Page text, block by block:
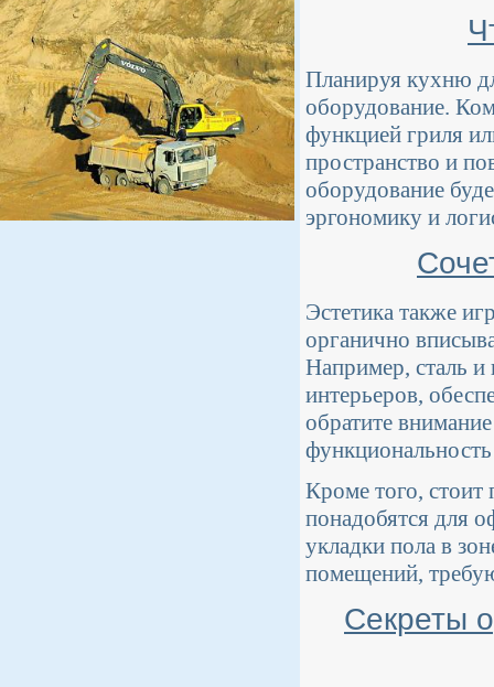
Планируя кухню
оборудование.
функцией гриля
пространство и
оборудование
эргономику и
Эстетика также
органично
Например, сталь
интерьеров,
обратите
Кроме того, стоит
понадобятся для
укладки пола в
помещений,
Секреты